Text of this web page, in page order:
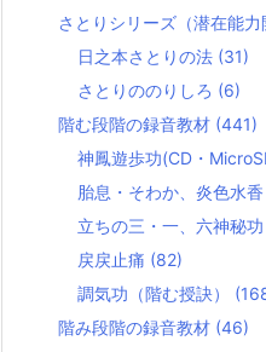
さとりシリーズ（潜在能
日之本さとりの法 (31)
さとりののりしろ (6)
階む段階の録音教材 (441)
神鳳遊歩功(CD・
胎息・そわか、炎色水香
立ちの三・一、六神秘
戻戻止痛 (82)
調気功（階む授訣）
階み段階の録音教材 (46)